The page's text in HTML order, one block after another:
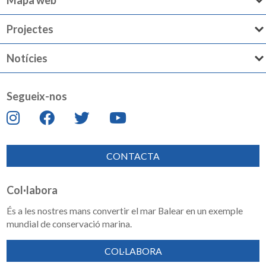
Projectes
Notícies
Segueix-nos
CONTACTA
Col·labora
És a les nostres mans convertir el mar Balear en un exemple
mundial de conservació marina.
COL·LABORA